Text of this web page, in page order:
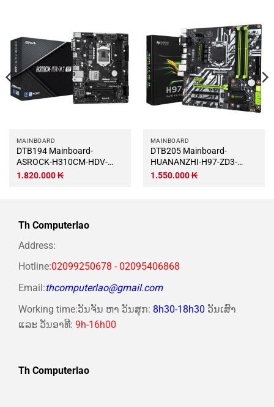
MAINBOARD
DTB194 Mainboard-
ASROCK-H310CM-HDV-
M.2-SE
1.820.000₭
MAINBOARD
DTB205 Mainboard-
HUANANZHI-H97-ZD3-
LGA1155-DDR3-M.2-
1.550.000₭
Th Computerlao
Address:
Hotline:02099250678 - 02095406868
Email:thcomputerlao@gmail.com
Working time:ວັນຈັນ ຫາ ວັນສຸກ: 8h30-18h30 ວັນເສົາ
ແລະ ວັນອາທີ: 9h-16h00
Th Computerlao